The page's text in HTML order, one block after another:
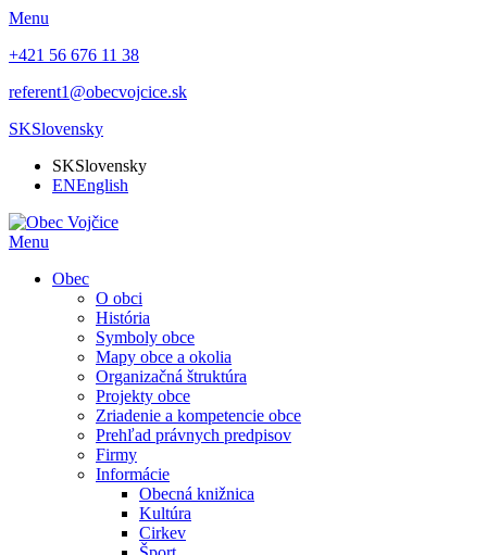
Menu
+421 56 676 11 38
referent1@obecvojcice.sk
SKSlovensky
SKSlovensky
ENEnglish
Menu
Obec
O obci
História
Symboly obce
Mapy obce a okolia
Organizačná štruktúra
Projekty obce
Zriadenie a kompetencie obce
Prehľad právnych predpisov
Firmy
Informácie
Obecná knižnica
Kultúra
Cirkev